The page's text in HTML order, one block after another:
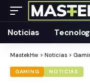
Noticias
MastekHw > Noticias >
GAMING NOTICIAS